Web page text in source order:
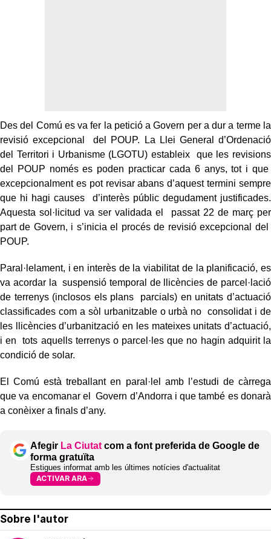
Des del Comú es va fer la petició a Govern per a dur a terme la
revisió excepcional del POUP. La Llei General d’Ordenació
del Territori i Urbanisme (LGOTU) estableix que les revisions
del POUP només es poden practicar cada 6 anys, tot i que
excepcionalment es pot revisar abans d’aquest termini sempre
que hi hagi causes d’interès públic degudament justificades.
Aquesta sol·licitud va ser validada el passat 22 de març per
part de Govern, i s’inicia el procés de revisió excepcional del
POUP.
Paral·lelament, i en interès de la viabilitat de la planificació, es
va acordar la suspensió temporal de llicències de parcel·lació
de terrenys (inclosos els plans parcials) en unitats d’actuació
classificades com a sòl urbanitzable o urbà no consolidat i de
les llicències d’urbanització en les mateixes unitats d’actuació,
i en tots aquells terrenys o parcel·les que no hagin adquirit la
condició de solar.
El Comú està treballant en paral·lel amb l’estudi de càrrega
que va encomanar el Govern d’Andorra i que també es donarà
a conèixer a finals d’any.
Afegir La Ciutat com a font preferida de Google de
forma gratuïta
Estigues informat amb les últimes notícies d'actualitat
ACTIVAR ARA
Sobre l'autor